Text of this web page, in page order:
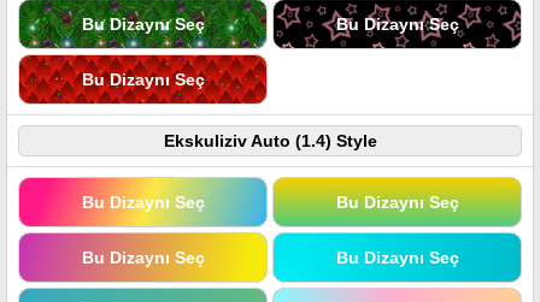
Bu Dizaynı Seç Bu Dizaynı Seç
Bu Dizaynı Seç
Ekskuliziv Auto (1.4) Style
Bu Dizaynı Seç Bu Dizaynı Seç
Bu Dizaynı Seç Bu Dizaynı Seç